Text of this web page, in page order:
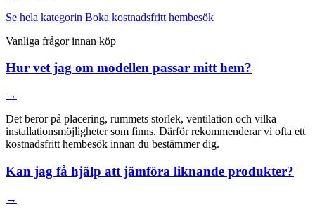
Se hela kategorin Boka kostnadsfritt hembesök
Vanliga frågor innan köp
Hur vet jag om modellen passar mitt hem?
→
Det beror på placering, rummets storlek, ventilation och vilka
installationsmöjligheter som finns. Därför rekommenderar vi ofta ett
kostnadsfritt hembesök innan du bestämmer dig.
Kan jag få hjälp att jämföra liknande produkter?
→